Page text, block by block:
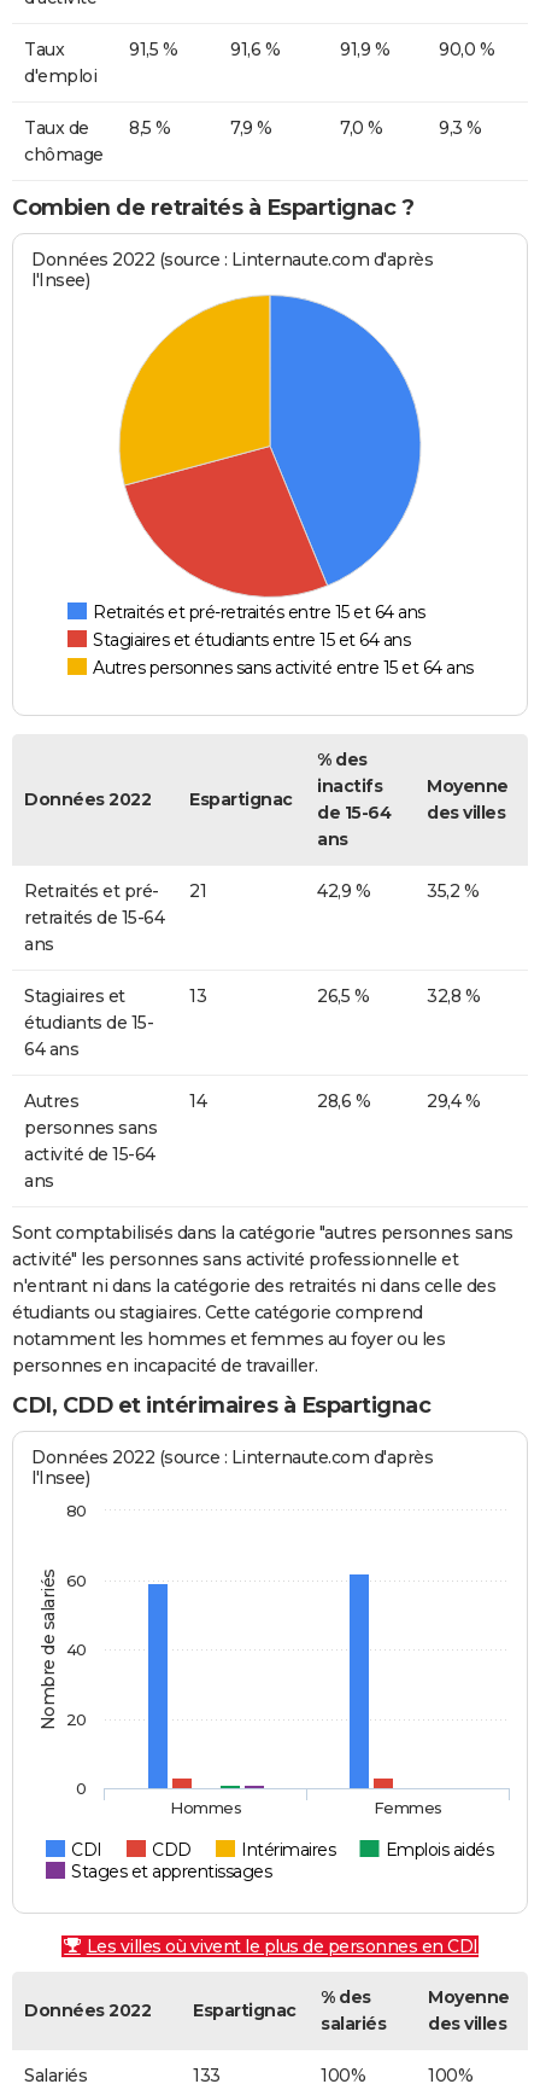
Taux
d'emploi
91,5 % 91,6 % 91,9 % 90,0 %
Taux de
chômage
8,5 % 7,9 % 7,0 % 9,3 %
Combien de retraités à Espartignac ?
Données 2022 (source : Linternaute.com d'après
l'Insee)
Retraités et pré-retraités entre 15 et 64 ans
Stagiaires et étudiants entre 15 et 64 ans
Autres personnes sans activité entre 15 et 64 ans
Données 2022 Espartignac
% des
inactifs
de 15-64
ans
Moyenne
des villes
Retraités et pré-
retraités de 15-64
ans
21 42,9 % 35,2 %
Stagiaires et
étudiants de 15-
64 ans
13 26,5 % 32,8 %
Autres
personnes sans
activité de 15-64
ans
14 28,6 % 29,4 %
Sont comptabilisés dans la catégorie "autres personnes sans
activité" les personnes sans activité professionnelle et
n'entrant ni dans la catégorie des retraités ni dans celle des
étudiants ou stagiaires. Cette catégorie comprend
notamment les hommes et femmes au foyer ou les
personnes en incapacité de travailler.
CDI, CDD et intérimaires à Espartignac
Nombre de salariés
Données 2022 (source : Linternaute.com d'après
l'Insee)
CDI CDD Intérimaires
Emplois aidés
Stages et apprentissages
Hommes Femmes
0
20
40
60
80
Les villes où vivent le plus de personnes en CDI
Données 2022 Espartignac
% des
salariés
Moyenne
des villes
Salariés 133 100% 100%